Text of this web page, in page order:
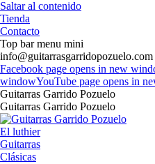
Saltar al contenido
Tienda
Contacto
Top bar menu mini
info@guitarrasgarridopozuelo.com
Facebook page opens in new
windowYouTube page opens in
Guitarras Garrido Pozuelo
Guitarras Garrido Pozuelo
El luthier
Guitarras
Clásicas